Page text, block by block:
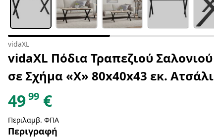
vidaXL
vidaXL Πόδια Τραπεζιού Σαλονιού
σε Σχήμα «Χ» 80x40x43 εκ. Ατσάλι
4999 €
Περιλαμβ. ΦΠΑ
Περιγραφή